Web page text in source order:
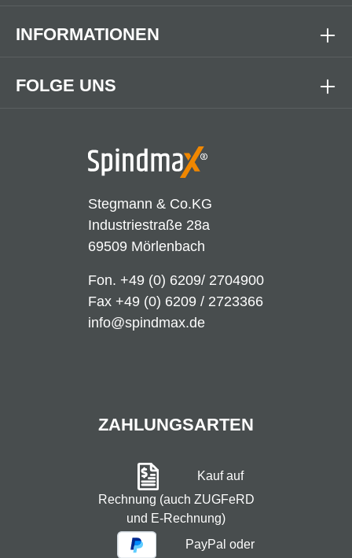
Stegmann & Co.KG
Industriestraße 28a
69509 Mörlenbach
Fon. +49 (0) 6209/ 2704900
Fax +49 (0) 6209 / 2723366
info@spindmax.de
FOLGE UNS
INFORMATIONEN
ZAHLUNGSARTEN
Kauf auf
Rechnung (auch ZUGFeRD
und E-Rechnung)
PayPal oder